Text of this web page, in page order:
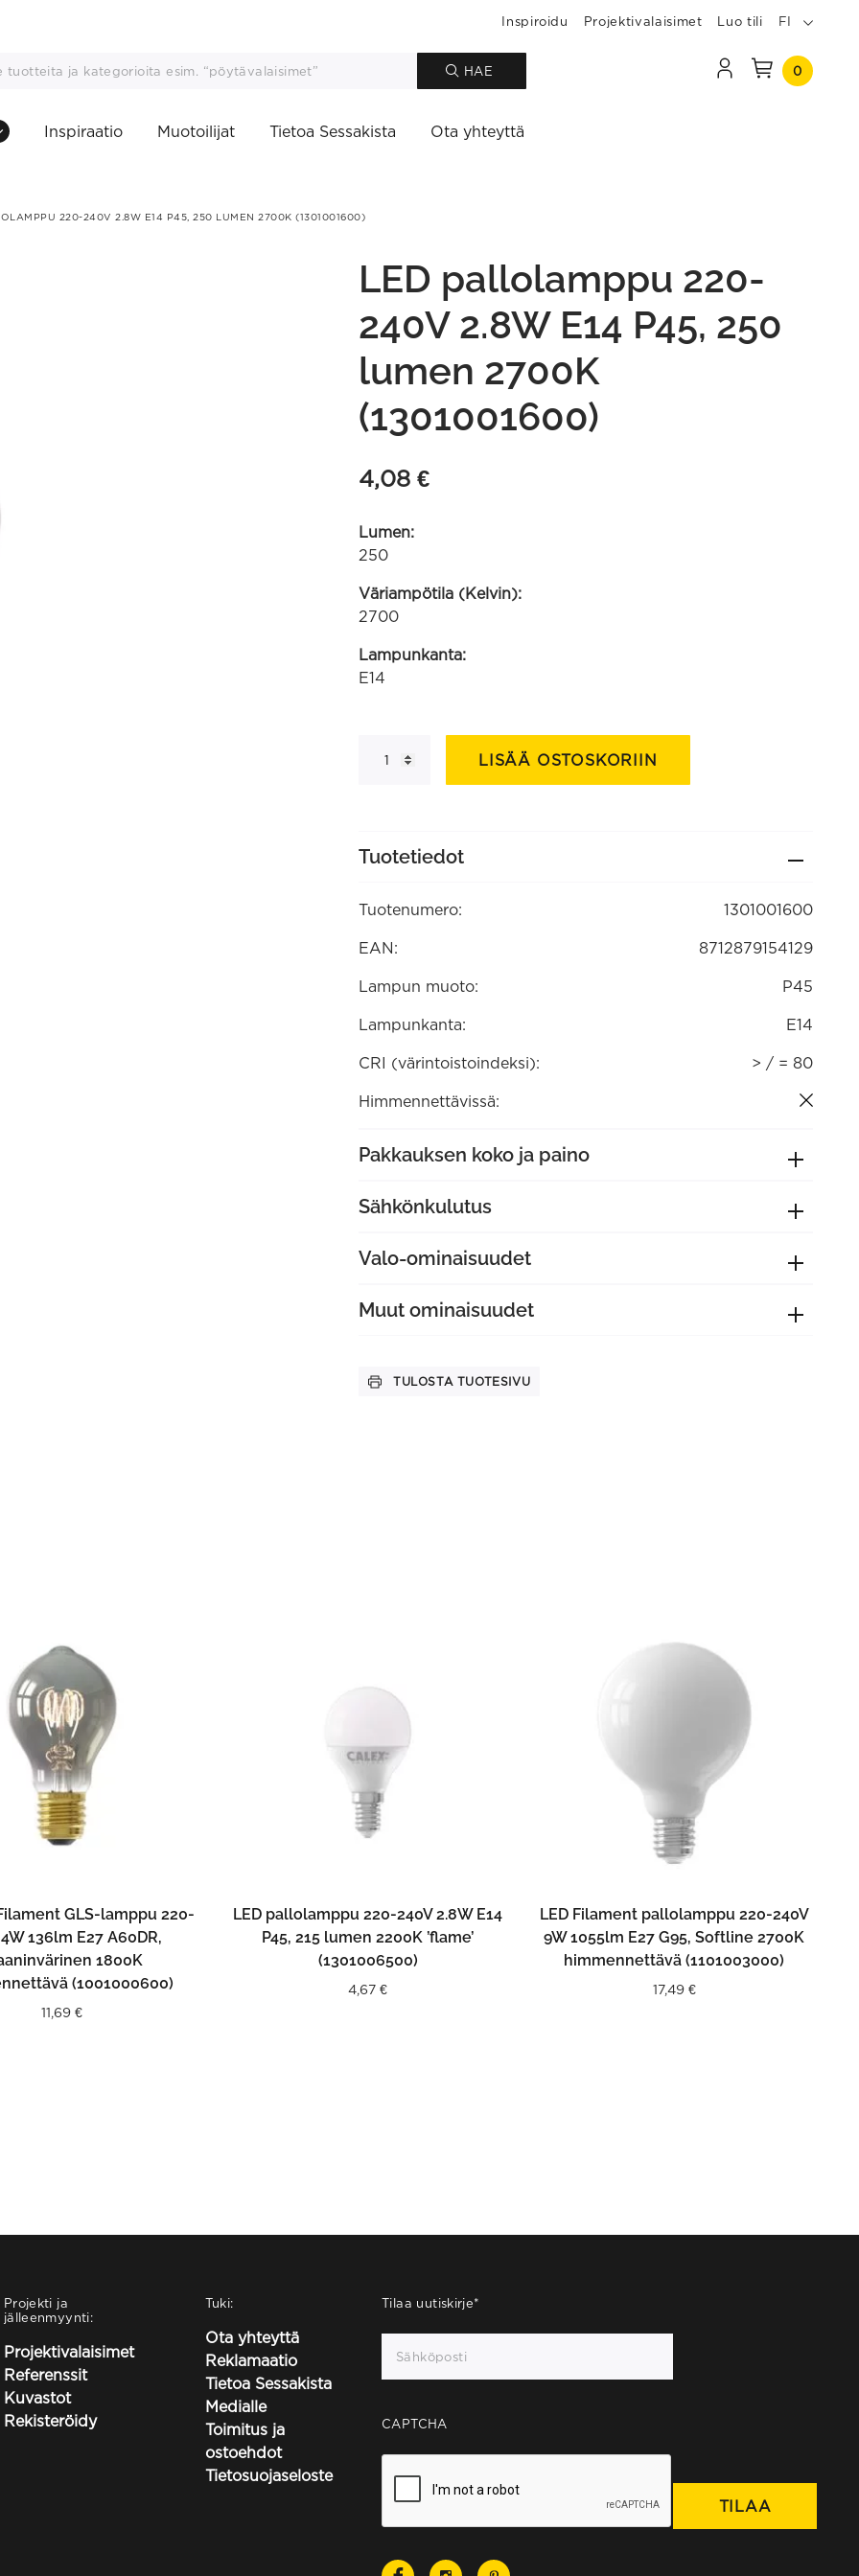
Inspiroidu Projektivalaisimet Luo tili FI
HAE 0
Inspiraatio Muotoilijat Tietoa Sessakista Ota yhteyttä
220-240V 2.8W E14 P45, 250 LUMEN 2700K (1301001600)
LED pallolamppu 220-
240V 2.8W E14 P45, 250
lumen 2700K
(1301001600)
4,08 €
Lumen:
250
Väriampötila (Kelvin):
2700
Lampunkanta:
E14
pallolamppu
lumen
LISÄÄ OSTOSKORIIN
Tuotetiedot
Tuotenumero: 1301001600
EAN: 8712879154129
Lampun muoto: P45
Lampunkanta: E14
CRI (värintoistoindeksi): > / = 80
Himmennettävissä:
Pakkauksen koko ja paino
Sähkönkulutus
Valo-ominaisuudet
Muut ominaisuudet
TULOSTA TUOTESIVU
OSTOSKORIIN
GLS-lamppu 220-
136lm E27 A60DR,
1800K
(1001000600)
11,69 €
LISÄÄ OSTOSKORIIN
LED pallolamppu 220-240V 2.8W E14
P45, 215 lumen 2200K ’flame’
(1301006500)
4,67€
LISÄÄ OSTOSKORIIN
LED Filament pallolamppu 220-240V
9W 1055lm E27 G95, Softline 2700K
himmennettävä (1101003000)
17,49 €
Projekti ja
jälleenmyynti:
Projektivalaisimet
Referenssit
Kuvastot
Rekisteröidy
Tuki:
Ota yhteyttä
Reklamaatio
Tietoa Sessakista
Medialle
Toimitus ja
ostoehdot
Tietosuojaseloste
Tilaa uutiskirje*
CAPTCHA